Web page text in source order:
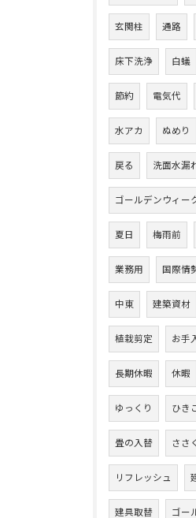
玄関柱 通路
床下洗浄 白蟻
節約 電気代
水アカ ぬめり
戻る 洗面水漏
ゴールデンウィー
夏日 梅雨前
業務用 国際情
中東 建築資材
植栽剪定 お手
長期休暇 休暇
ゆっくり ひき
畳の入替 ささ
リフレッシュ
建具取替 ゴー